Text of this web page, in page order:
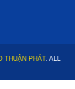
THUẬN PHÁT. ALL